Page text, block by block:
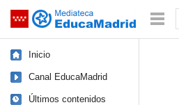
Saltar navegación
Inicio
Canal EducaMadrid
Últimos contenidos